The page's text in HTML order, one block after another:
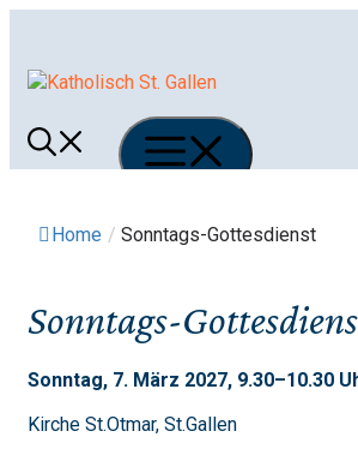
Inhalt
Menü
Home / Sonntags-Gottesdienst
Sonntags-
Sonntag, 7. März 2027, 9.30–10.30
Kirche St.Otmar, St.Gallen